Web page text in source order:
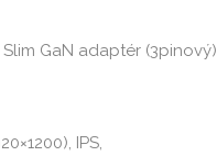
GaN adaptér (3pinový)
IPS,